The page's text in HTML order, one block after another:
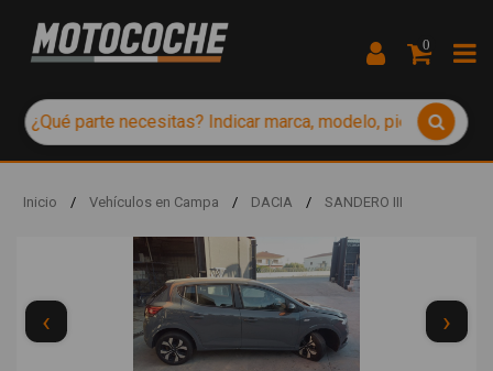
0
Inicio / Vehículos en Campa / DACIA / SANDERO III
‹ ›